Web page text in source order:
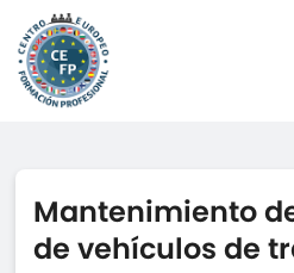
Mantenimiento
de vehículos de